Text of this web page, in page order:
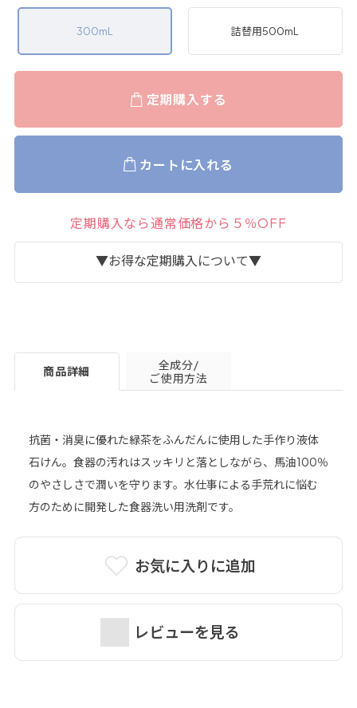
お気に入りに追加
レビューを見る
300mL 詰替用500mL
定期購入する
カートに入れる
定期購入なら通常価格から５％OFF
▼お得な定期購入について▼
詳細はこちら＞
商品詳細
全成分/
ご使用方法
抗菌・消臭に優れた緑茶をふんだんに使用した手作り液体
石けん。食器の汚れはスッキリと落としながら、馬油100％
のやさしさで潤いを守ります。水仕事による手荒れに悩む
方のために開発した食器洗い用洗剤です。